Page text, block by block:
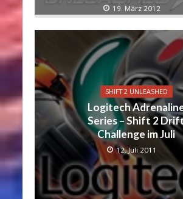
19. März 2012
SHIFT 2 UNLEASHED
Logitech
Series – Shift 2
Challenge im Juli
12. Juli 2011